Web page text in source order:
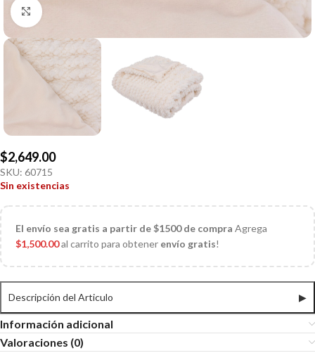
Click to enlarge
$2,649.00
SKU: 60715
Sin existencias
El envío sea gratis a partir de $1500 de compra Agrega
$1,500.00al carrito para obtener envío gratis!
Descripción del Articulo ▶
Información adicional
Valoraciones (0)